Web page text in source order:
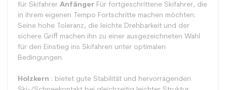
für Skifahrer Anfänger Für fortgeschrittene Skifahrer, die
in ihrem eigenen Tempo Fortschritte machen möchten.
Seine hohe Toleranz, die leichte Drehbarkeit und der
sichere Griff machen ihn zu einer ausgezeichneten Wahl
für den Einstieg ins Skifahren unter optimalen
Bedingungen.
Holzkern : bietet gute Stabilität und hervorragenden